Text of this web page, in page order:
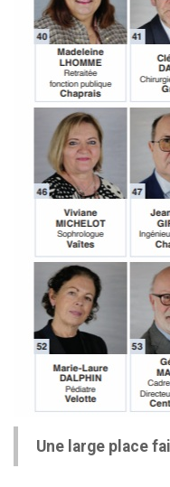
Une large place